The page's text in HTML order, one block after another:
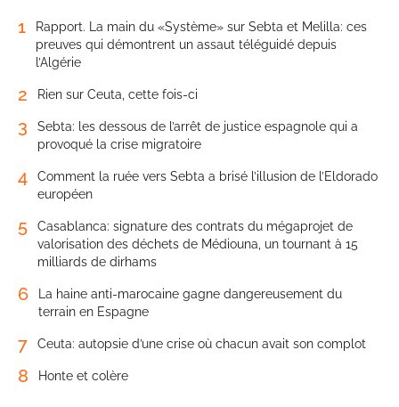
1
Rapport. La main du «Système» sur Sebta et Melilla: ces
preuves qui démontrent un assaut téléguidé depuis
l’Algérie
2 Rien sur Ceuta, cette fois-ci
3
Sebta: les dessous de l’arrêt de justice espagnole qui a
provoqué la crise migratoire
4
Comment la ruée vers Sebta a brisé l’illusion de l’Eldorado
européen
5
Casablanca: signature des contrats du mégaprojet de
valorisation des déchets de Médiouna, un tournant à 15
milliards de dirhams
6
La haine anti-marocaine gagne dangereusement du
terrain en Espagne
7 Ceuta: autopsie d’une crise où chacun avait son complot
8 Honte et colère